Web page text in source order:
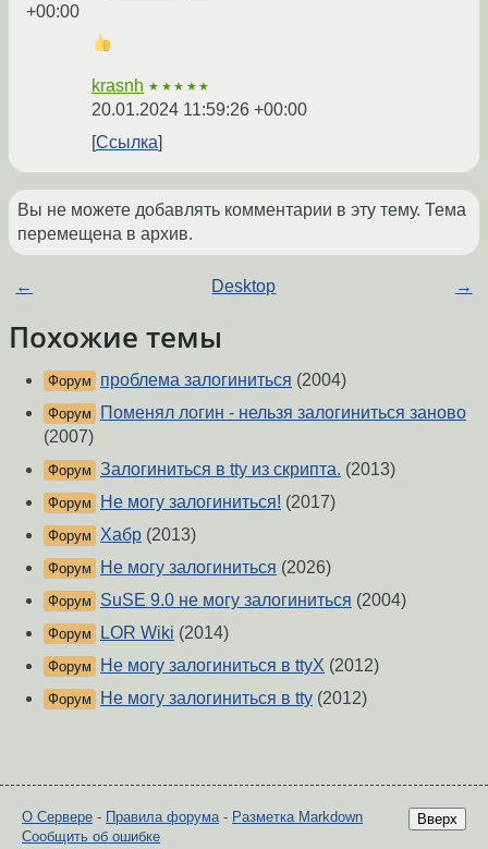
+00:00
krasnh ★★★★★
20.01.2024 11:59:26 +00:00
Ссылка
Вы не можете добавлять комментарии в эту тему. Тема
перемещена в архив.
← Desktop →
Похожие темы
Форум проблема залогиниться (2004)
Форум
Поменял логин - нельзя залогиниться заново
(2007)
Форум Залогиниться в tty из скрипта. (2013)
Форум Не могу залогиниться! (2017)
Форум Хабр (2013)
Форум Не могу залогиниться (2026)
Форум SuSE 9.0 не могу залогиниться (2004)
Форум LOR Wiki (2014)
Форум Не могу залогиниться в ttyX (2012)
Форум Не могу залогиниться в tty (2012)
Вверх
О Сервере - Правила форума- Разметка Markdown
Сообщить об ошибке